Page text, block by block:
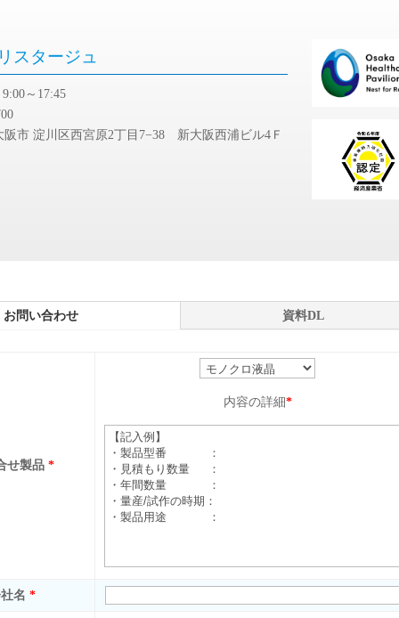
スタージュ
～17:45
阪市 淀川区西宮原2丁目7−38 新大阪西浦ビル4Ｆ
合わせ 資料DL
せ製品 *
内容の詳細*
名 *